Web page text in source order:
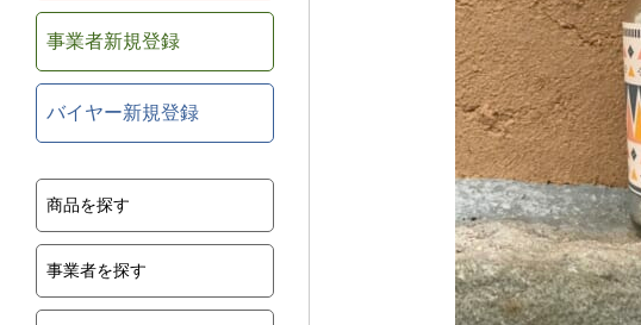
事業者新規登録
バイヤー新規登録
商品を探す
事業者を探す